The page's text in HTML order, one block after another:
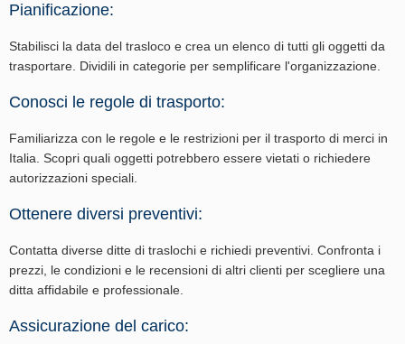
Pianificazione:
Stabilisci la data del trasloco e crea un elenco di tutti gli oggetti da
trasportare. Dividili in categorie per semplificare l'organizzazione.
Conosci le regole di trasporto:
Familiarizza con le regole e le restrizioni per il trasporto di merci in
Italia. Scopri quali oggetti potrebbero essere vietati o richiedere
autorizzazioni speciali.
Ottenere diversi preventivi:
Contatta diverse ditte di traslochi e richiedi preventivi. Confronta i
prezzi, le condizioni e le recensioni di altri clienti per scegliere una
ditta affidabile e professionale.
Assicurazione del carico: